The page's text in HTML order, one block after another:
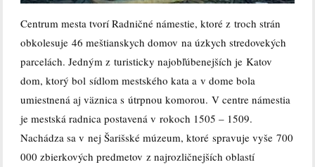
Centrum mesta tvorí Radničné námestie, ktoré z troch strán
obkolesuje 46 meštianskych domov na úzkych stredovekých
parcelách. Jedným z turisticky najobľúbenejších je Katov
dom, ktorý bol sídlom mestského kata a v dome bola
umiestnená aj väznica s útrpnou komorou. V centre námestia
je mestská radnica postavená v rokoch 1505 – 1509.
Nachádza sa v nej Šarišské múzeum, ktoré spravuje vyše 700
000 zbierkových predmetov z najrozličnejších oblastí